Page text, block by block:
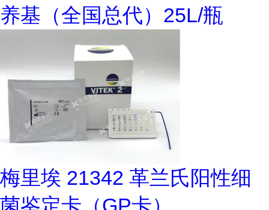
养基（全国总代）25L/瓶
梅里埃 21342 革兰氏阳性细
菌鉴定卡（GP卡）